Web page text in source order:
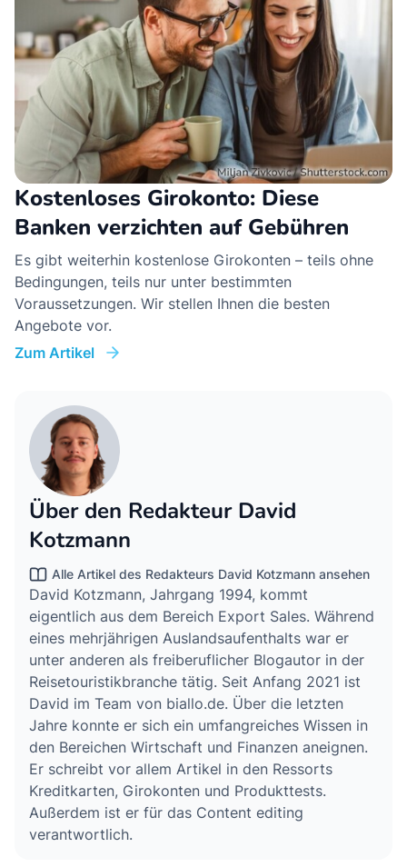
Kostenloses Girokonto: Diese
Banken verzichten auf Gebühren
Es gibt weiterhin kostenlose Girokonten – teils ohne
Bedingungen, teils nur unter bestimmten
Voraussetzungen. Wir stellen Ihnen die besten
Angebote vor.
Zum Artikel
Über den Redakteur David
Kotzmann
Alle Artikel des Redakteurs David Kotzmann ansehen
David Kotzmann, Jahrgang 1994, kommt
eigentlich aus dem Bereich Export Sales. Während
eines mehrjährigen Auslandsaufenthalts war er
unter anderen als freiberuflicher Blogautor in der
Reisetouristikbranche tätig. Seit Anfang 2021 ist
David im Team von biallo.de. Über die letzten
Jahre konnte er sich ein umfangreiches Wissen in
den Bereichen Wirtschaft und Finanzen aneignen.
Er schreibt vor allem Artikel in den Ressorts
Kreditkarten, Girokonten und Produkttests.
Außerdem ist er für das Content editing
verantwortlich.